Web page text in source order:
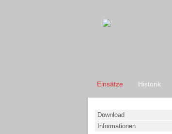
Einsätze Historik
Download
Informationen